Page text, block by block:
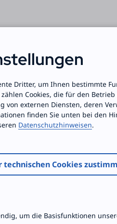
Dritter, um Ihnen bestimmte
Cookies, die für den
von externen Diensten, deren
finden Sie unten bei den
Datenschutzhinweisen.
technischen Cookies
um die Basisfunktionen